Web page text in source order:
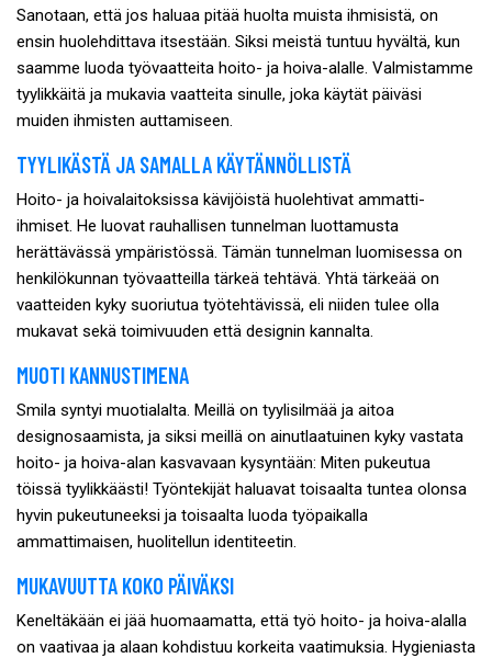
Sanotaan, että jos haluaa pitää huolta muista ihmisistä, on
ensin huolehdittava itsestään. Siksi meistä tuntuu hyvältä, kun
saamme luoda työvaatteita hoito- ja hoiva-alalle. Valmistamme
tyylikkäitä ja mukavia vaatteita sinulle, joka käytät päiväsi
muiden ihmisten auttamiseen.
TYYLIKÄSTÄ JA SAMALLA KÄYTÄNNÖLLISTÄ
Hoito- ja hoivalaitoksissa kävijöistä huolehtivat ammatti-
ihmiset. He luovat rauhallisen tunnelman luottamusta
herättävässä ympäristössä. Tämän tunnelman luomisessa on
henkilökunnan työvaatteilla tärkeä tehtävä. Yhtä tärkeää on
vaatteiden kyky suoriutua työtehtävissä, eli niiden tulee olla
mukavat sekä toimivuuden että designin kannalta.
MUOTI KANNUSTIMENA
Smila syntyi muotialalta. Meillä on tyylisilmää ja aitoa
designosaamista, ja siksi meillä on ainutlaatuinen kyky vastata
hoito- ja hoiva-alan kasvavaan kysyntään: Miten pukeutua
töissä tyylikkäästi! Työntekijät haluavat toisaalta tuntea olonsa
hyvin pukeutuneeksi ja toisaalta luoda työpaikalla
ammattimaisen, huolitellun identiteetin.
MUKAVUUTTA KOKO PÄIVÄKSI
Keneltäkään ei jää huomaamatta, että työ hoito- ja hoiva-alalla
on vaativaa ja alaan kohdistuu korkeita vaatimuksia. Hygieniasta